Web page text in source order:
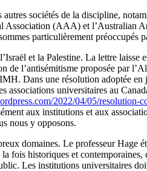
sociétés de la discipline,
(AAA) et l’Australian
particulièrement préoccupés
et la Palestine. La lettre laisse
de l’antisémitisme proposée par
Dans une résolution adoptée en
universitaires au
2022/04/05/resolution-
aux institutions et aux
nous y opposons.
domaines. Le professeur
fois historiques et
Les institutions universitaires